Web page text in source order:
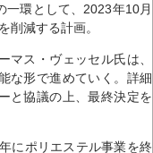
一環として、2023年10月
削減する計画。
ス・ヴェッセル氏は、
な形で進めていく。詳細
と協議の上、最終決定を
にポリエステル事業を終